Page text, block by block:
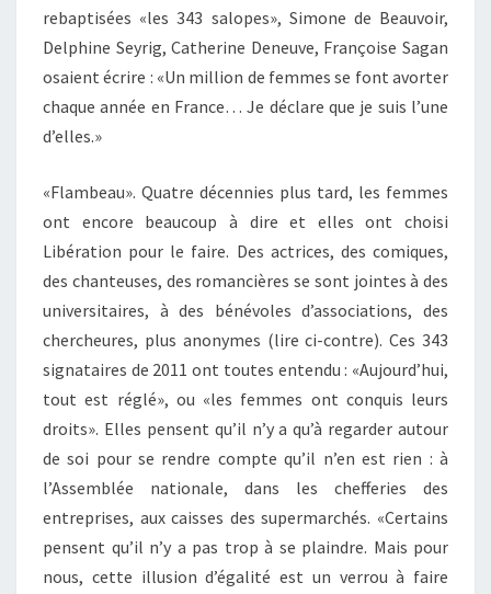
rebaptisées «les 343 salopes», Simone de Beauvoir,
Delphine Seyrig, Catherine Deneuve, Françoise Sagan
osaient écrire : «Un million de femmes se font avorter
chaque année en France… Je déclare que je suis l’une
d’elles.»
«Flambeau». Quatre décennies plus tard, les femmes
ont encore beaucoup à dire et elles ont choisi
Libération pour le faire. Des actrices, des comiques,
des chanteuses, des romancières se sont jointes à des
universitaires, à des bénévoles d’associations, des
chercheures, plus anonymes (lire ci-contre). Ces 343
signataires de 2011 ont toutes entendu : «Aujourd’hui,
tout est réglé», ou «les femmes ont conquis leurs
droits». Elles pensent qu’il n’y a qu’à regarder autour
de soi pour se rendre compte qu’il n’en est rien : à
l’Assemblée nationale, dans les chefferies des
entreprises, aux caisses des supermarchés. «Certains
pensent qu’il n’y a pas trop à se plaindre. Mais pour
nous, cette illusion d’égalité est un verrou à faire